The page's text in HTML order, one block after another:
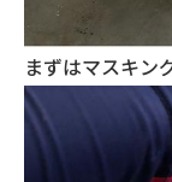
まずはマスキン